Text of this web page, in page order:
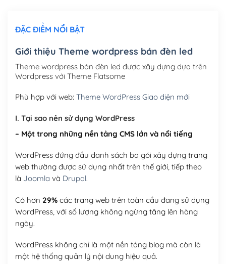
Mua thêm Host + Tên miền
Tên miền Việt Nam .vn (1 năm)(+550,000₫)
Hosting 5GB SSD (1 năm)
ĐẶC ĐIỂM NỔI BẬT
Giới thiệu Theme wordpress bán đèn led
Theme wordpress bán đèn led được xây dựng dựa trên
Wordpress với Theme Flatsome
Phù hợp với web: Theme WordPress Giao diện mới
I. Tại sao nên sử dụng WordPress
– Một trong những nền tảng CMS lớn và nổi tiếng
WordPress đứng đầu danh sách ba gói xây dựng trang
web thường được sử dụng nhất trên thế giới, tiếp theo
là Joomla và Drupal.
Có hơn 29%các trang web trên toàn cầu đang sử dụng
WordPress, với số lượng không ngừng tăng lên hàng
ngày.
WordPress không chỉ là một nền tảng blog mà còn là
một hệ thống quản lý nội dung hiệu quả.